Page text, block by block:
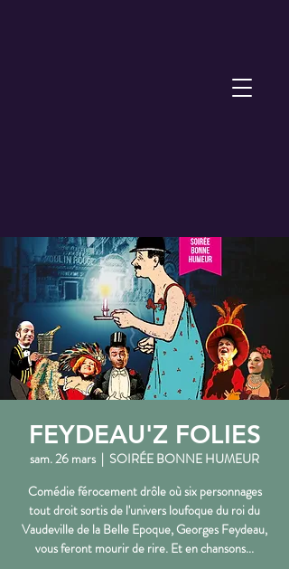
FEYDEAU'Z FOLIES
sam. 26 mars
  |
SOIRÉE BONNE HUMEUR
Comédie férocement drôle où six personnages
tout droit sortis de l'univers loufoque du roi du
Vaudeville de la Belle Epoque, Georges Feydeau,
vous feront mourir de rire. Et en chansons...